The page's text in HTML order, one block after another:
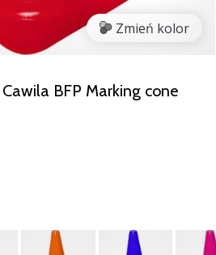
Zmień kolor
BFP Marking cone